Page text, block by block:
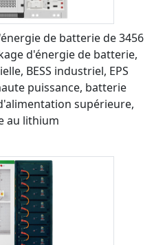
de batterie de 3456
d'énergie de batterie,
BESS industriel, EPS
puissance, batterie
supérieure,
au lithium